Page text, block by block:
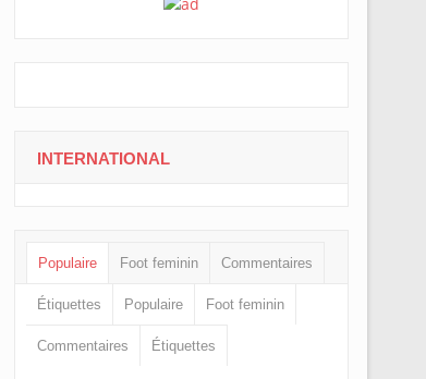
INTERNATIONAL
Populaire Foot feminin Commentaires
Étiquettes Populaire Foot feminin
Commentaires Étiquettes